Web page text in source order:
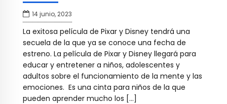
14 junio, 2023
La exitosa película de Pixar y Disney tendrá una
secuela de la que ya se conoce una fecha de
estreno. La película de Pixar y Disney llegará para
educar y entretener a niños, adolescentes y
adultos sobre el funcionamiento de la mente y las
emociones. Es una cinta para niños de la que
pueden aprender mucho los […]